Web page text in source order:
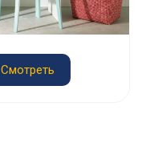
Смотреть